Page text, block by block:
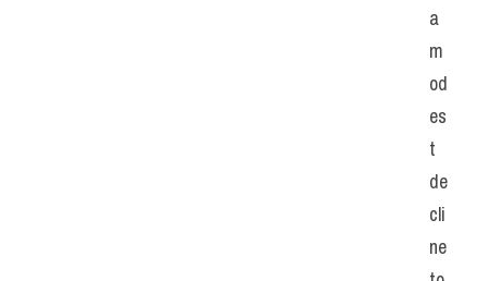
a
m
od
es
t
de
cli
ne